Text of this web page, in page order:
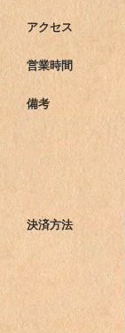
アクセス
営業時間
備考
決済方法